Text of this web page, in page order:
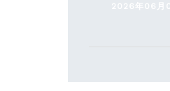
2026年06月